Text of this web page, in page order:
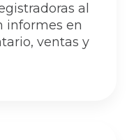
al
informes en
ventas y